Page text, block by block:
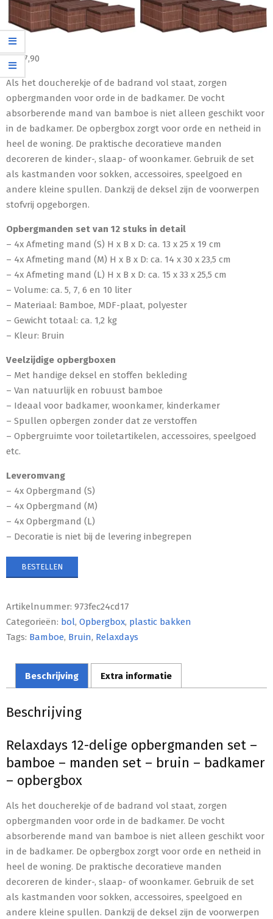
€107,90
Als het doucherekje of de badrand vol staat, zorgen
opbergmanden voor orde in de badkamer. De vocht
absorberende mand van bamboe is niet alleen geschikt voor
in de badkamer. De opbergbox zorgt voor orde en netheid in
heel de woning. De praktische decoratieve manden
decoreren de kinder-, slaap- of woonkamer. Gebruik de set
als kastmanden voor sokken, accessoires, speelgoed en
andere kleine spullen. Dankzij de deksel zijn de voorwerpen
stofvrij opgeborgen.
Opbergmanden set van 12 stuks in detail
– 4x Afmeting mand (S) H x B x D: ca. 13 x 25 x 19 cm
– 4x Afmeting mand (M) H x B x D: ca. 14 x 30 x 23,5 cm
– 4x Afmeting mand (L) H x B x D: ca. 15 x 33 x 25,5 cm
– Volume: ca. 5, 7, 6 en 10 liter
– Materiaal: Bamboe, MDF-plaat, polyester
– Gewicht totaal: ca. 1,2 kg
– Kleur: Bruin
Veelzijdige opbergboxen
– Met handige deksel en stoffen bekleding
– Van natuurlijk en robuust bamboe
– Ideaal voor badkamer, woonkamer, kinderkamer
– Spullen opbergen zonder dat ze verstoffen
– Opbergruimte voor toiletartikelen, accessoires, speelgoed
etc.
Leveromvang
– 4x Opbergmand (S)
– 4x Opbergmand (M)
– 4x Opbergmand (L)
– Decoratie is niet bij de levering inbegrepen
BESTELLEN
Artikelnummer: 973fec24cd17
Categorieën: bol, Opbergbox, plastic bakken
Tags: Bamboe, Bruin, Relaxdays
Beschrijving Extra informatie
Beschrijving
Relaxdays 12-delige opbergmanden set –
bamboe – manden set – bruin – badkamer
– opbergbox
Als het doucherekje of de badrand vol staat, zorgen
opbergmanden voor orde in de badkamer. De vocht
absorberende mand van bamboe is niet alleen geschikt voor
in de badkamer. De opbergbox zorgt voor orde en netheid in
heel de woning. De praktische decoratieve manden
decoreren de kinder-, slaap- of woonkamer. Gebruik de set
als kastmanden voor sokken, accessoires, speelgoed en
andere kleine spullen. Dankzij de deksel zijn de voorwerpen